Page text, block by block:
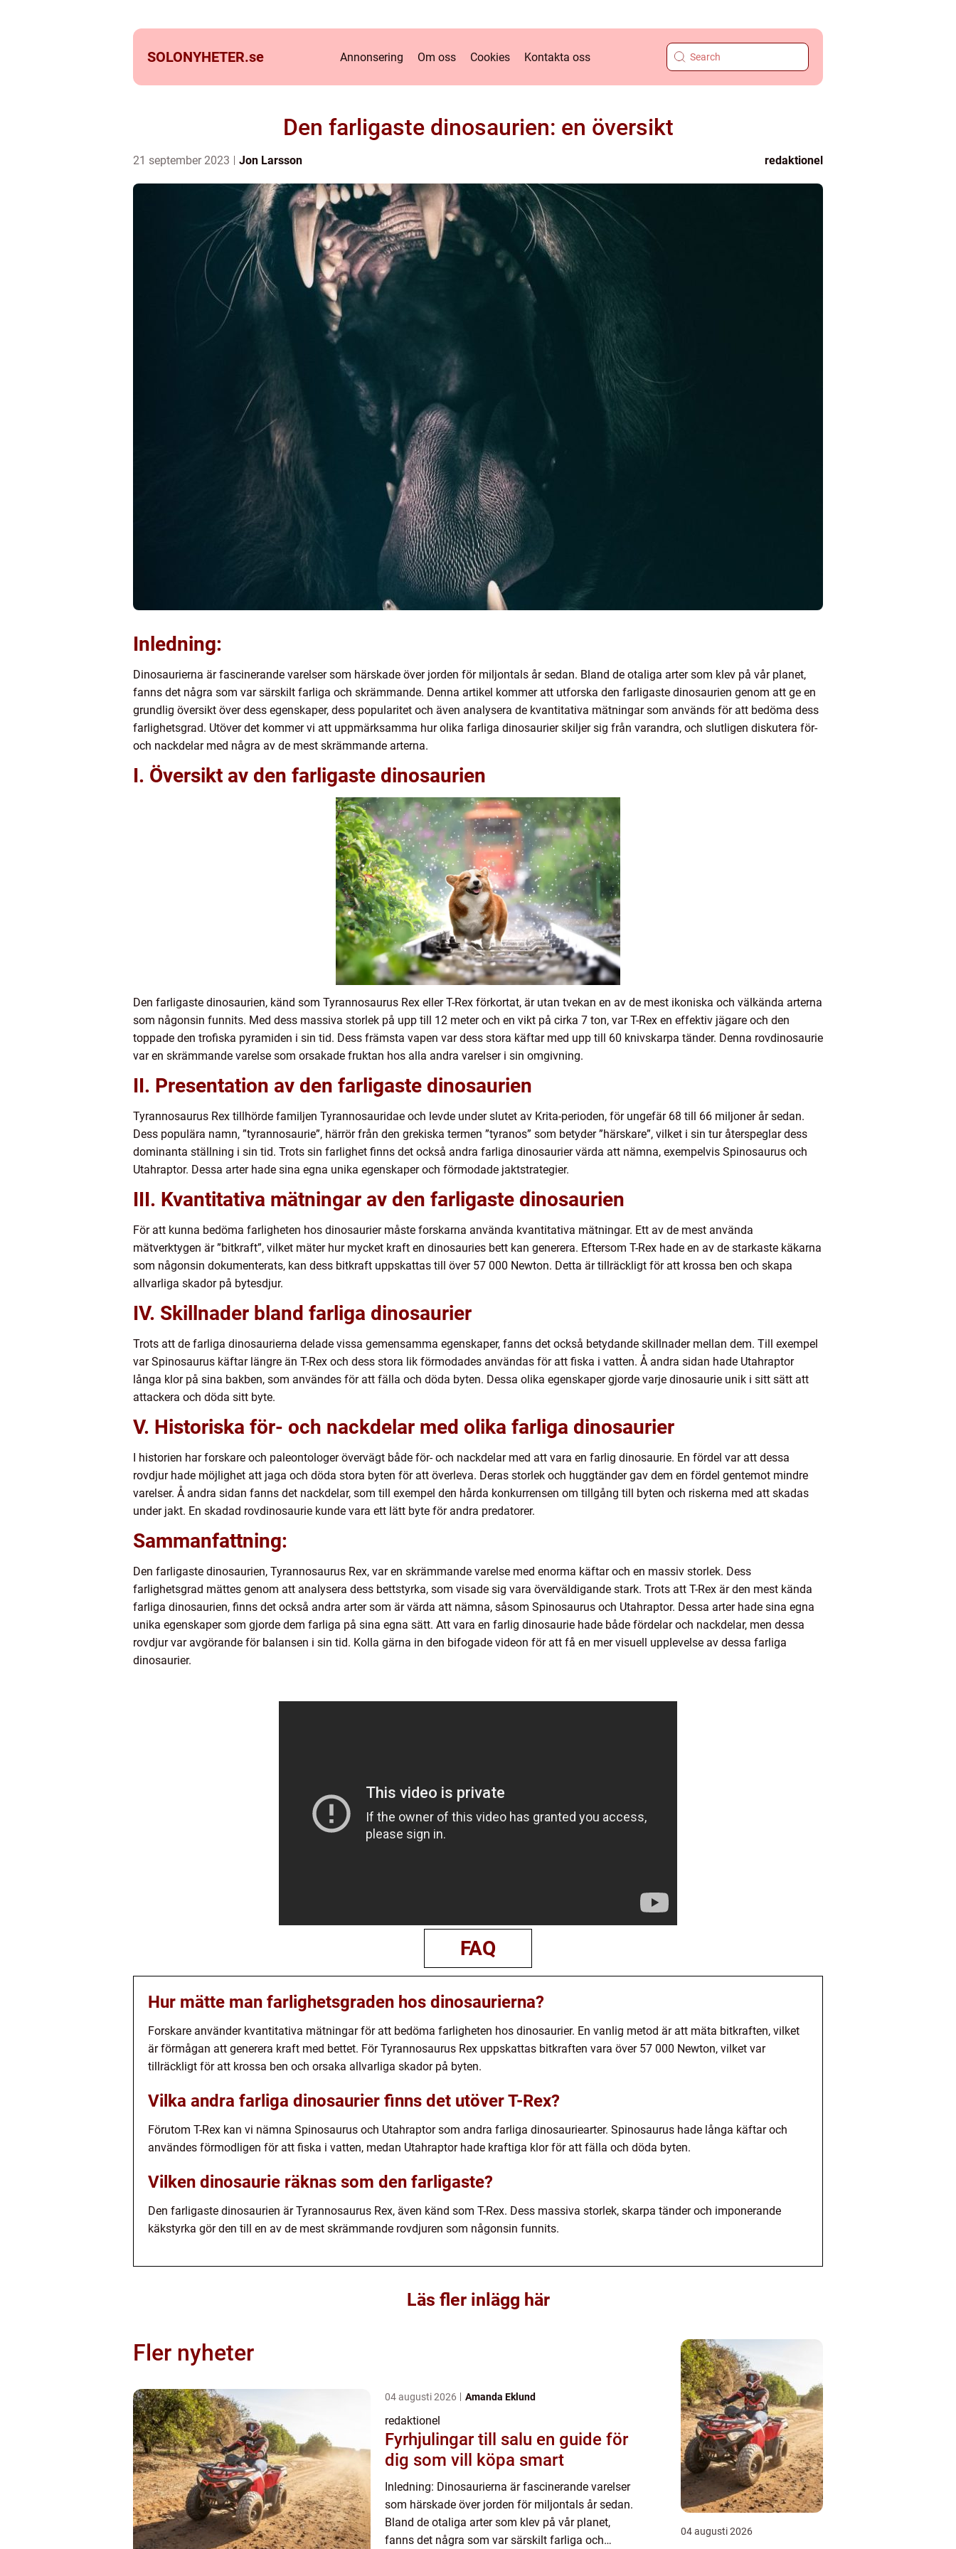
SOLONYHETER.se Annonsering Om oss Cookies Kontakta oss
Den farligaste dinosaurien: en översikt
21 september 2023 Jon Larsson redaktionel
Inledning:
Dinosaurierna är fascinerande varelser som härskade över jorden för miljontals år sedan. Bland de otaliga arter som klev på vår planet,
fanns det några som var särskilt farliga och skrämmande. Denna artikel kommer att utforska den farligaste dinosaurien genom att ge en
grundlig översikt över dess egenskaper, dess popularitet och även analysera de kvantitativa mätningar som används för att bedöma dess
farlighetsgrad. Utöver det kommer vi att uppmärksamma hur olika farliga dinosaurier skiljer sig från varandra, och slutligen diskutera för-
och nackdelar med några av de mest skrämmande arterna.
I. Översikt av den farligaste dinosaurien
Den farligaste dinosaurien, känd som Tyrannosaurus Rex eller T-Rex förkortat, är utan tvekan en av de mest ikoniska och välkända arterna
som någonsin funnits. Med dess massiva storlek på upp till 12 meter och en vikt på cirka 7 ton, var T-Rex en effektiv jägare och den
toppade den trofiska pyramiden i sin tid. Dess främsta vapen var dess stora käftar med upp till 60 knivskarpa tänder. Denna rovdinosaurie
var en skrämmande varelse som orsakade fruktan hos alla andra varelser i sin omgivning.
II. Presentation av den farligaste dinosaurien
Tyrannosaurus Rex tillhörde familjen Tyrannosauridae och levde under slutet av Krita-perioden, för ungefär 68 till 66 miljoner år sedan.
Dess populära namn, ”tyrannosaurie”, härrör från den grekiska termen ”tyranos” som betyder ”härskare”, vilket i sin tur återspeglar dess
dominanta ställning i sin tid. Trots sin farlighet finns det också andra farliga dinosaurier värda att nämna, exempelvis Spinosaurus och
Utahraptor. Dessa arter hade sina egna unika egenskaper och förmodade jaktstrategier.
III. Kvantitativa mätningar av den farligaste dinosaurien
För att kunna bedöma farligheten hos dinosaurier måste forskarna använda kvantitativa mätningar. Ett av de mest använda
mätverktygen är ”bitkraft”, vilket mäter hur mycket kraft en dinosauries bett kan generera. Eftersom T-Rex hade en av de starkaste käkarna
som någonsin dokumenterats, kan dess bitkraft uppskattas till över 57 000 Newton. Detta är tillräckligt för att krossa ben och skapa
allvarliga skador på bytesdjur.
IV. Skillnader bland farliga dinosaurier
Trots att de farliga dinosaurierna delade vissa gemensamma egenskaper, fanns det också betydande skillnader mellan dem. Till exempel
var Spinosaurus käftar längre än T-Rex och dess stora lik förmodades användas för att fiska i vatten. Å andra sidan hade Utahraptor
långa klor på sina bakben, som användes för att fälla och döda byten. Dessa olika egenskaper gjorde varje dinosaurie unik i sitt sätt att
attackera och döda sitt byte.
V. Historiska för- och nackdelar med olika farliga dinosaurier
I historien har forskare och paleontologer övervägt både för- och nackdelar med att vara en farlig dinosaurie. En fördel var att dessa
rovdjur hade möjlighet att jaga och döda stora byten för att överleva. Deras storlek och huggtänder gav dem en fördel gentemot mindre
varelser. Å andra sidan fanns det nackdelar, som till exempel den hårda konkurrensen om tillgång till byten och riskerna med att skadas
under jakt. En skadad rovdinosaurie kunde vara ett lätt byte för andra predatorer.
Sammanfattning:
Den farligaste dinosaurien, Tyrannosaurus Rex, var en skrämmande varelse med enorma käftar och en massiv storlek. Dess
farlighetsgrad mättes genom att analysera dess bettstyrka, som visade sig vara överväldigande stark. Trots att T-Rex är den mest kända
farliga dinosaurien, finns det också andra arter som är värda att nämna, såsom Spinosaurus och Utahraptor. Dessa arter hade sina egna
unika egenskaper som gjorde dem farliga på sina egna sätt. Att vara en farlig dinosaurie hade både fördelar och nackdelar, men dessa
rovdjur var avgörande för balansen i sin tid. Kolla gärna in den bifogade videon för att få en mer visuell upplevelse av dessa farliga
dinosaurier.
FAQ
Hur mätte man farlighetsgraden hos dinosaurierna?
Forskare använder kvantitativa mätningar för att bedöma farligheten hos dinosaurier. En vanlig metod är att mäta bitkraften, vilket
är förmågan att generera kraft med bettet. För Tyrannosaurus Rex uppskattas bitkraften vara över 57 000 Newton, vilket var
tillräckligt för att krossa ben och orsaka allvarliga skador på byten.
Vilka andra farliga dinosaurier finns det utöver T-Rex?
Förutom T-Rex kan vi nämna Spinosaurus och Utahraptor som andra farliga dinosauriearter. Spinosaurus hade långa käftar och
användes förmodligen för att fiska i vatten, medan Utahraptor hade kraftiga klor för att fälla och döda byten.
Vilken dinosaurie räknas som den farligaste?
Den farligaste dinosaurien är Tyrannosaurus Rex, även känd som T-Rex. Dess massiva storlek, skarpa tänder och imponerande
käkstyrka gör den till en av de mest skrämmande rovdjuren som någonsin funnits.
Läs fler inlägg här
Fler nyheter
04 augusti 2026 Amanda Eklund
redaktionel
Fyrhjulingar till salu en guide för
dig som vill köpa smart
Inledning: Dinosaurierna är fascinerande varelser
som härskade över jorden för miljontals år sedan.
Bland de otaliga arter som klev på vår planet,
fanns det några som var särskilt farliga och
04 augusti 2026